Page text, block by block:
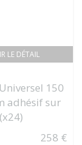
LE DÉTAIL
150
adhésif sur
258 €